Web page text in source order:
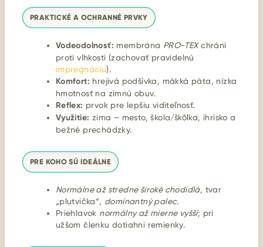
PRAKTICKÉ A OCHRANNÉ PRVKY
Vodeodolnosť: membrána PRO-TEXchráni
proti vlhkosti (zachovať pravidelnú
impregnáciu).
Komfort: hrejivá podšívka, mäkká päta, nízka
hmotnosť na zimnú obuv.
Reflex: prvok pre lepšiu viditeľnosť.
Využitie: zima – mesto, škola/škôlka, ihrisko a
bežné prechádzky.
PRE KOHO SÚ IDEÁLNE
Normálne až stredne široké chodidlá, tvar
„plutvička“, dominantný palec.
Priehlavok normálny až mierne vyšší; pri
užšom členku dotiahni remienky.